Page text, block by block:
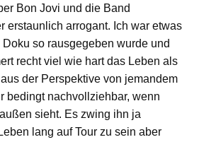
Bon Jovi und die Band
erstaunlich arrogant. Ich war etwas
so rausgegeben wurde und
recht viel wie hart das Leben als
der Perspektive von jemandem
bedingt nachvollziehbar, wenn
sieht. Es zwing ihn ja
lang auf Tour zu sein aber